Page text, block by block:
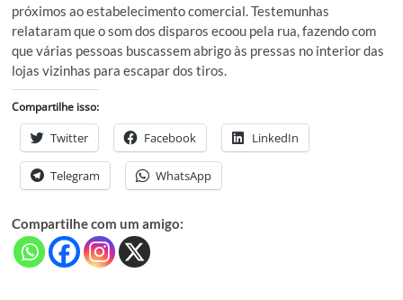
próximos ao estabelecimento comercial. Testemunhas
relataram que o som dos disparos ecoou pela rua, fazendo com
que várias pessoas buscassem abrigo às pressas no interior das
lojas vizinhas para escapar dos tiros.
Compartilhe isso:
Twitter Facebook LinkedIn
Telegram WhatsApp
Compartilhe com um amigo: